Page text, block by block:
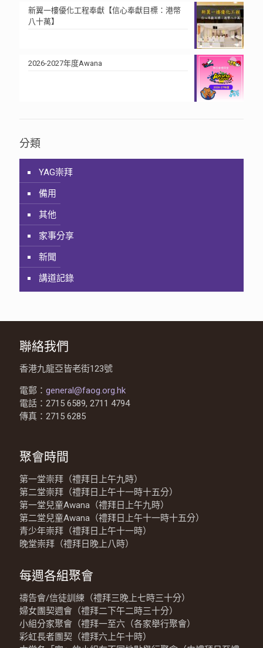
新翼一樓優化工程奉獻【信心奉獻目標：港幣
八十萬】
2026-2027年度Awana
分類
YAG崇拜
備用
其他
家事分享
新聞
講道記錄
聯絡我們
香港九龍亞皆老街123號
電郵： general@faog.org.hk
電話：2715 6589, 2711 4794
傳真：2715 6285
聚會時間
第一堂崇拜（禮拜日上午九時）
第二堂崇拜（禮拜日上午十一時十五分）
第一堂兒童Awana（禮拜日上午九時）
第二堂兒童Awana（禮拜日上午十一時十五分）
青少年崇拜（禮拜日上午十一時）
晚堂崇拜（禮拜日晚上八時）
每週各組聚會
禱告會/信徒訓練（禮拜三晚上七時三十分）
婦女團契週會（禮拜二下午二時三十分）
小組分家聚會（禮拜一至六（各家舉行聚會）
彩虹長者團契（禮拜六上午十時）